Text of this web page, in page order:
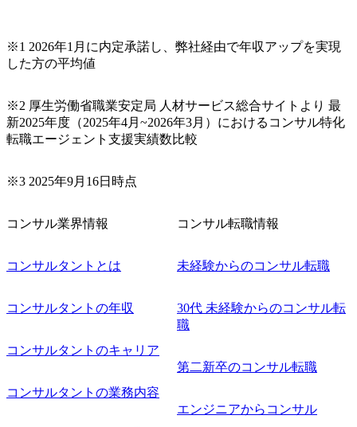
※1 2026年1月に内定承諾し、弊社経由で年収アップを実現
した方の平均値
※2 厚生労働省職業安定局 人材サービス総合サイトより 最
新2025年度（2025年4月~2026年3月）におけるコンサル特化
転職エージェント支援実績数比較
※3 2025年9月16日時点
コンサル業界情報
コンサルタントとは
コンサルタントの年収
コンサルタントのキャリア
コンサルタントの業務内容
コンサル転職情報
未経験からのコンサル転職
30代 未経験からのコンサル転
職
第二新卒のコンサル転職
エンジニアからコンサル